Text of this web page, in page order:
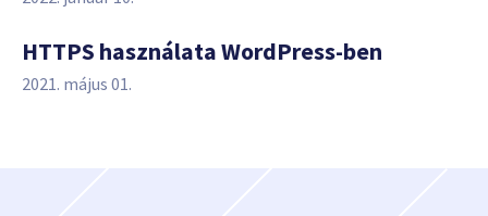
HTTPS használata WordPress-ben
2021. május 01.